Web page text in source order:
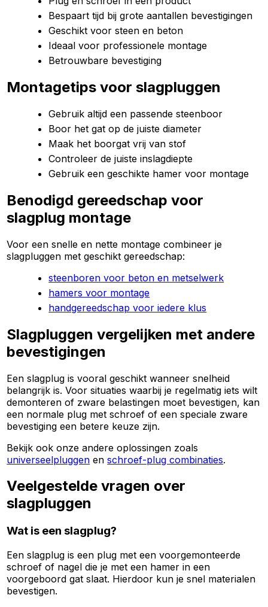
Bespaart tijd bij grote aantallen bevestigingen
Geschikt voor steen en beton
Ideaal voor professionele montage
Betrouwbare bevestiging
Montagetips voor slagpluggen
Gebruik altijd een passende steenboor
Boor het gat op de juiste diameter
Maak het boorgat vrij van stof
Controleer de juiste inslagdiepte
Gebruik een geschikte hamer voor montage
Benodigd gereedschap voor
slagplug montage
Voor een snelle en nette montage combineer je
slagpluggen met geschikt gereedschap:
steenboren voor beton en metselwerk
hamers voor montage
handgereedschap voor iedere klus
Slagpluggen vergelijken met andere
bevestigingen
Een slagplug is vooral geschikt wanneer snelheid
belangrijk is. Voor situaties waarbij je regelmatig iets wilt
demonteren of zware belastingen moet bevestigen, kan
een normale plug met schroef of een speciale zware
bevestiging een betere keuze zijn.
Bekijk ook onze andere oplossingen zoals
universeelpluggen enschroef-plug combinaties.
Veelgestelde vragen over
slagpluggen
Wat is een slagplug?
Een slagplug is een plug met een voorgemonteerde
schroef of nagel die je met een hamer in een
voorgeboord gat slaat. Hierdoor kun je snel materialen
bevestigen.